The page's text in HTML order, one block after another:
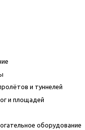
и туннелей
и площадей
оборудование